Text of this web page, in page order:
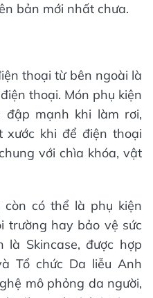
bản mới nhất chưa.
thoại từ bên ngoài là
thoại. Món phụ kiện
mạnh khi làm rơi,
xước khi để điện thoại
với chìa khóa, vật
còn có thể là phụ kiện
trường hay bảo vệ sức
là Skincase, được hợp
Tổ chức Da liễu Anh
mô phỏng da người,